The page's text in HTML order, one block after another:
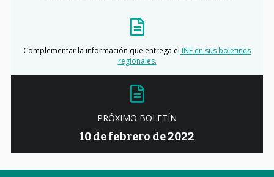
Complementar la información que entrega el INE en sus boletines
regionales.
PRÓXIMO BOLETÍN
10 de febrero de 2022